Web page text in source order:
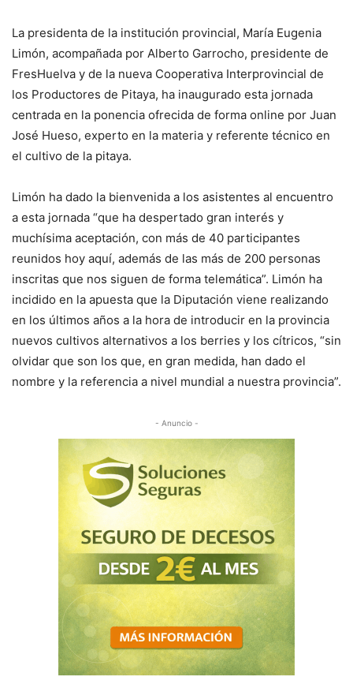
La presidenta de la institución provincial, María Eugenia
Limón, acompañada por Alberto Garrocho, presidente de
FresHuelva y de la nueva Cooperativa Interprovincial de
los Productores de Pitaya, ha inaugurado esta jornada
centrada en la ponencia ofrecida de forma online por Juan
José Hueso, experto en la materia y referente técnico en
el cultivo de la pitaya.
Limón ha dado la bienvenida a los asistentes al encuentro
a esta jornada “que ha despertado gran interés y
muchísima aceptación, con más de 40 participantes
reunidos hoy aquí, además de las más de 200 personas
inscritas que nos siguen de forma telemática”. Limón ha
incidido en la apuesta que la Diputación viene realizando
en los últimos años a la hora de introducir en la provincia
nuevos cultivos alternativos a los berries y los cítricos, “sin
olvidar que son los que, en gran medida, han dado el
nombre y la referencia a nivel mundial a nuestra provincia”.
- Anuncio -